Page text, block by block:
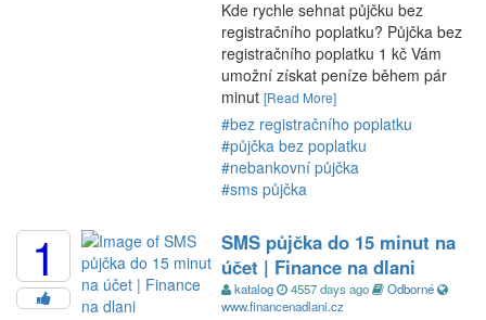
Kde rychle sehnat půjčku bez
registračního poplatku? Půjčka bez
registračního poplatku 1 kč Vám
umožní získat peníze během pár
minut [Read More]
#bez registračního poplatku
#půjčka bez poplatku
#nebankovní půjčka
#sms půjčka
1
SMS půjčka do 15 minut na
účet | Finance na dlani
katalog 4557 days ago
Odborné
www.financenadlani.cz